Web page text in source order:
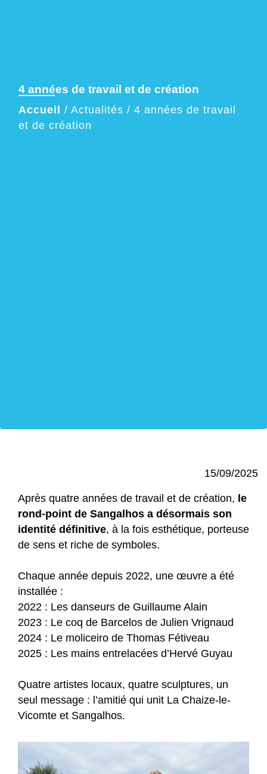
4 années de travail et de création
Accueil / Actualités / 4 années de travail
et de création
15/09/2025
Après quatre années de travail et de création, le
rond-point de Sangalhos a désormais son
identité définitive, à la fois esthétique, porteuse
de sens et riche de symboles.
Chaque année depuis 2022, une œuvre a été
installée :
2022 : Les danseurs de Guillaume Alain
2023 : Le coq de Barcelos de Julien Vrignaud
2024 : Le moliceiro de Thomas Fétiveau
2025 : Les mains entrelacées d’Hervé Guyau
Quatre artistes locaux, quatre sculptures, un
seul message : l’amitié qui unit La Chaize-le-
Vicomte et Sangalhos.